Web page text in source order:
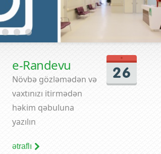
e-Randevu
Növbə gözləmədən və
vaxtınızı itirmədən
həkim qəbuluna
yazılın
ətraflı